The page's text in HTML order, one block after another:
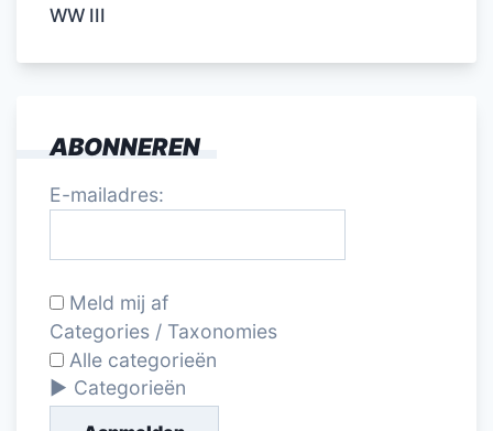
WW III
ABONNEREN
E-mailadres:
Meld mij af
Categories / Taxonomies
Alle categorieën
Categorieën